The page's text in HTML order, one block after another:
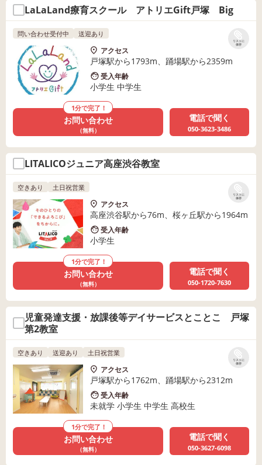
LaLaLand療育スクール アトリエGift戸塚 Big
リストに
保存
問い合わせ受付中 送迎あり
アクセス
戸塚駅から1793m、踊場駅から2359m
受入年齢
小学生 中学生
1分で完了！
お問い合わせ
（無料）
電話で聞く
050-3623-3486
LITALICOジュニア高座渋谷教室
リストに
保存
空きあり 土日祝営業
アクセス
高座渋谷駅から76m、桜ヶ丘駅から1964m
受入年齢
小学生
1分で完了！
お問い合わせ
（無料）
電話で聞く
050-1720-7630
児童発達支援・放課後等デイサービスとことこ 戸塚
第2教室
リストに
保存
空きあり 送迎あり 土日祝営業
アクセス
戸塚駅から1762m、踊場駅から2312m
受入年齢
未就学 小学生 中学生 高校生
1分で完了！
お問い合わせ
（無料）
電話で聞く
050-3627-6098